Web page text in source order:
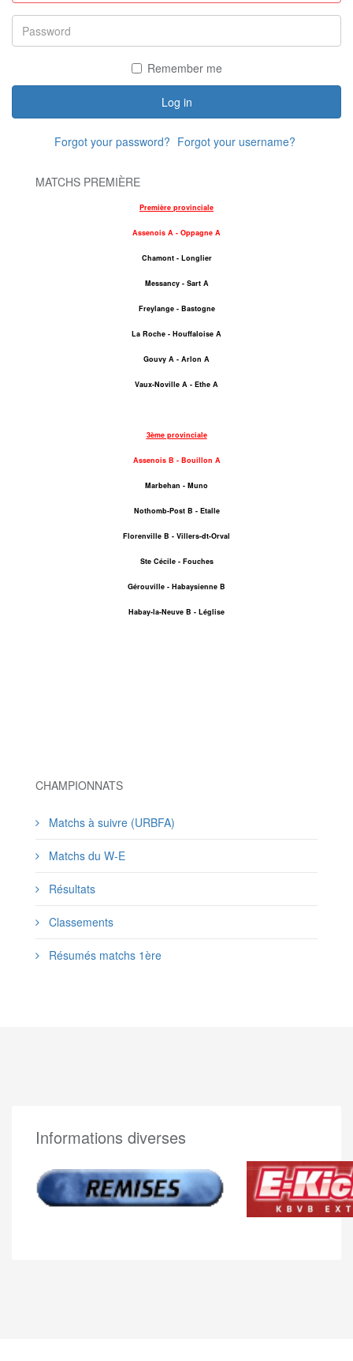
Remember me
Log in
Forgot your password? Forgot your username?
MATCHS PREMIÈRE
Première provinciale
Assenois A - Oppagne A
Chamont - Longlier
Messancy - Sart A
Freylange - Bastogne
La Roche - Houffaloise A
Gouvy A - Arlon A
Vaux-Noville A - Ethe A
3ème provinciale
Assenois B - Bouillon A
Marbehan - Muno
Nothomb-Post B - Etalle
Florenville B - Villers-dt-Orval
Ste Cécile - Fouches
Gérouville - Habaysienne B
Habay-la-Neuve B - Léglise
CHAMPIONNATS
Matchs à suivre (URBFA)
Matchs du W-E
Résultats
Classements
Résumés matchs 1ère
Informations diverses